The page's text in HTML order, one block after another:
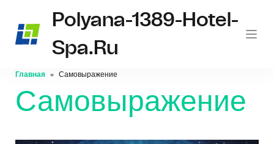
Polyana-1389-Hotel-
Spa.ru
Главная Самовыражение
Самовыражение